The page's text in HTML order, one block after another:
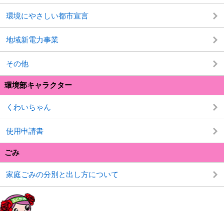
環境にやさしい都市宣言
地域新電力事業
その他
環境部キャラクター
くわいちゃん
使用申請書
ごみ
家庭ごみの分別と出し方について